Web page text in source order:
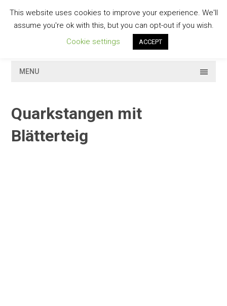
contentGESCHMACKVOLL
MENU
Quarkstangen mit
Blätterteig
This website uses cookies to improve your experience. We'll
assume you're ok with this, but you can opt-out if you wish.
Cookie settings
ACCEPT